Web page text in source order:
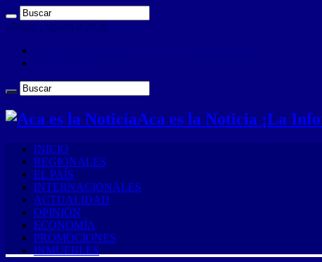
sábado , agosto 8 2026
Aca es la Noticia ¡La
INICIO
REGIONALES
EL PAÍS
INTERNACIONALES
ACTUALIDAD
OPINIÓN
ECONOMÍA
PROMOCIONES
INMUEBLES